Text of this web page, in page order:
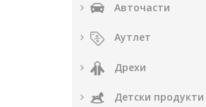
Авточасти
Аутлет
Дрехи
Детски продукти